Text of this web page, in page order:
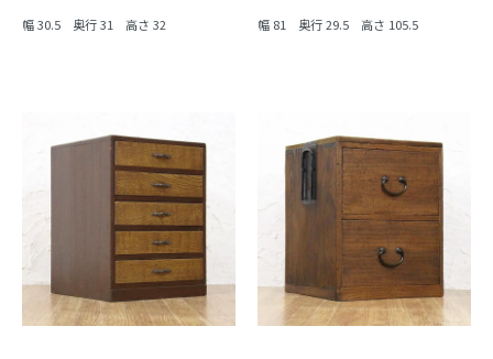
幅 30.5 奥行 31 高さ 32 幅 81 奥行 29.5 高さ 105.5